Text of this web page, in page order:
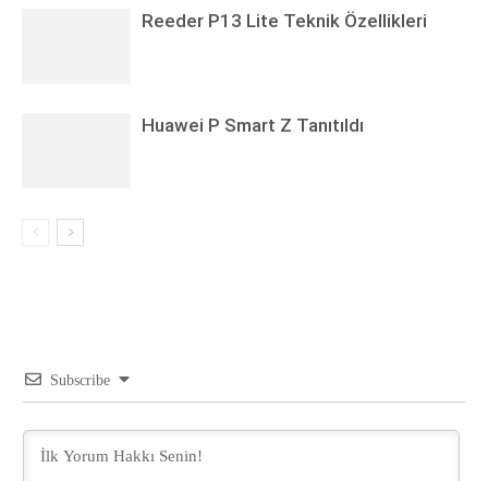
Reeder P13 Lite Teknik Özellikleri
Huawei P Smart Z Tanıtıldı
Subscribe